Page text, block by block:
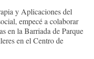
y Aplicaciones del
empecé a colaborar
en la Barriada de Parque
en el Centro de